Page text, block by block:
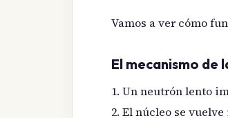
Vamos a ver cómo
El mecanismo de
1. Un neutrón lento
2. El núcleo se